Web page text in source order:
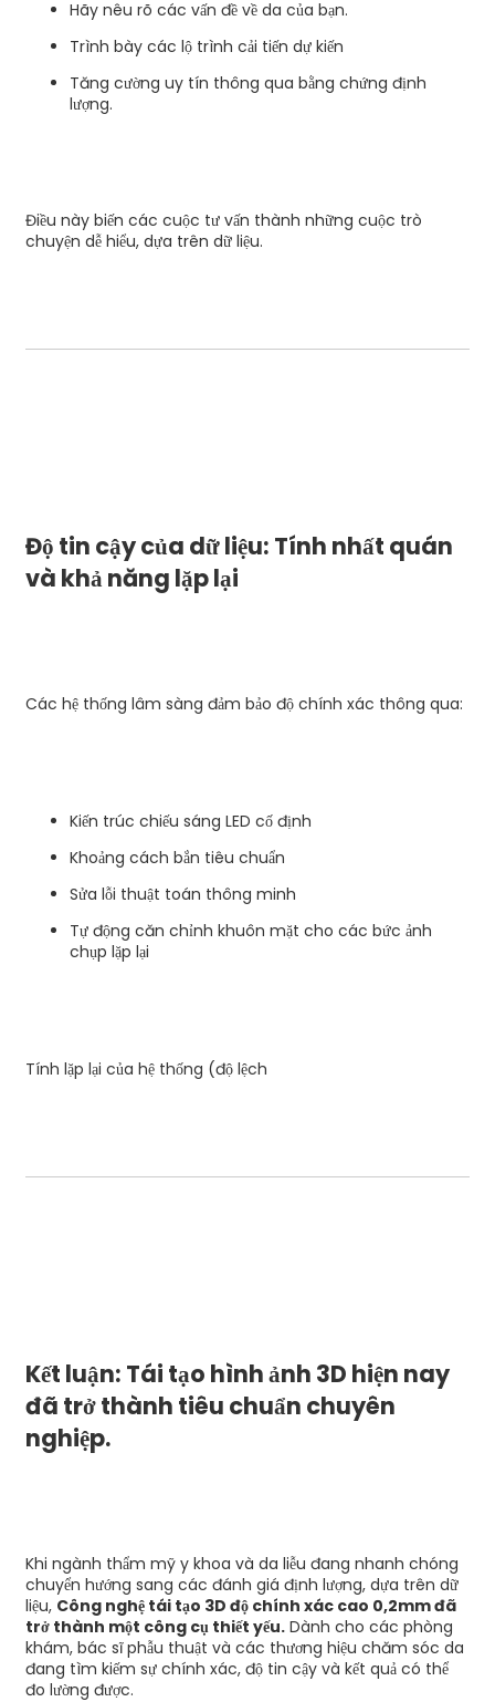
Hãy nêu rõ các vấn đề về da của bạn.
Trình bày các lộ trình cải tiến dự kiến
Tăng cường uy tín thông qua bằng chứng định
lượng.
Điều này biến các cuộc tư vấn thành những cuộc trò
chuyện dễ hiểu, dựa trên dữ liệu.
Độ tin cậy của dữ liệu: Tính nhất quán
và khả năng lặp lại
Các hệ thống lâm sàng đảm bảo độ chính xác thông qua:
Kiến trúc chiếu sáng LED cố định
Khoảng cách bắn tiêu chuẩn
Sửa lỗi thuật toán thông minh
Tự động căn chỉnh khuôn mặt cho các bức ảnh
chụp lặp lại
Tính lặp lại của hệ thống (độ lệch
Kết luận: Tái tạo hình ảnh 3D hiện nay
đã trở thành tiêu chuẩn chuyên
nghiệp.
Khi ngành thẩm mỹ y khoa và da liễu đang nhanh chóng
chuyển hướng sang các đánh giá định lượng, dựa trên dữ
liệu, Công nghệ tái tạo 3D độ chính xác cao 0,2mm đã
trở thành một công cụ thiết yếu.Dành cho các phòng
khám, bác sĩ phẫu thuật và các thương hiệu chăm sóc da
đang tìm kiếm sự chính xác, độ tin cậy và kết quả có thể
đo lường được.